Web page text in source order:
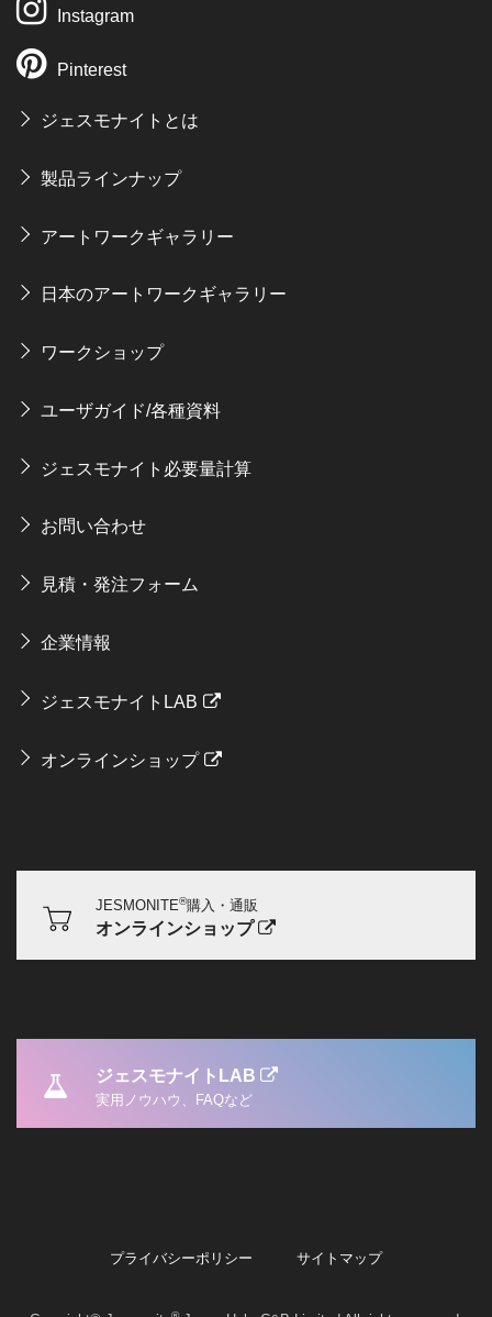
Instagram
Pinterest
ジェスモナイトとは
製品ラインナップ
アートワークギャラリー
日本のアートワークギャラリー
ワークショップ
ユーザガイド/各種資料
ジェスモナイト必要量計算
お問い合わせ
見積・発注フォーム
企業情報
ジェスモナイトLAB
オンラインショップ
JESMONITE®購入・通販
オンラインショップ
ジェスモナイトLAB
実用ノウハウ、FAQなど
プライバシーポリシー サイトマップ